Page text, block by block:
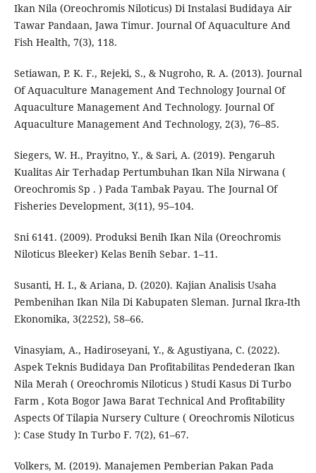
Ikan Nila (Oreochromis Niloticus) Di Instalasi Budidaya Air
Tawar Pandaan, Jawa Timur. Journal Of Aquaculture And
Fish Health, 7(3), 118.
Setiawan, P. K. F., Rejeki, S., & Nugroho, R. A. (2013). Journal
Of Aquaculture Management And Technology Journal Of
Aquaculture Management And Technology. Journal Of
Aquaculture Management And Technology, 2(3), 76–85.
Siegers, W. H., Prayitno, Y., & Sari, A. (2019). Pengaruh
Kualitas Air Terhadap Pertumbuhan Ikan Nila Nirwana (
Oreochromis Sp . ) Pada Tambak Payau. The Journal Of
Fisheries Development, 3(11), 95–104.
Sni 6141. (2009). Produksi Benih Ikan Nila (Oreochromis
Niloticus Bleeker) Kelas Benih Sebar. 1–11.
Susanti, H. I., & Ariana, D. (2020). Kajian Analisis Usaha
Pembenihan Ikan Nila Di Kabupaten Sleman. Jurnal Ikra-Ith
Ekonomika, 3(2252), 58–66.
Vinasyiam, A., Hadiroseyani, Y., & Agustiyana, C. (2022).
Aspek Teknis Budidaya Dan Profitabilitas Pendederan Ikan
Nila Merah ( Oreochromis Niloticus ) Studi Kasus Di Turbo
Farm , Kota Bogor Jawa Barat Technical And Profitability
Aspects Of Tilapia Nursery Culture ( Oreochromis Niloticus
): Case Study In Turbo F. 7(2), 61–67.
Volkers, M. (2019). Manajemen Pemberian Pakan Pada